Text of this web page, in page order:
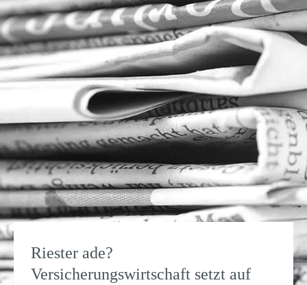
Riester ade?
Versicherungswirtschaft setzt auf